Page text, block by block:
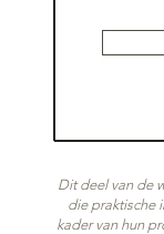
Dit deel van de
die praktische
kader van hun